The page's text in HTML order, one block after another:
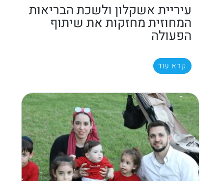
עיריית אשקלון ולשכת הבריאות
המחוזית מחזקות את שיתוף
הפעולה
קרא עוד